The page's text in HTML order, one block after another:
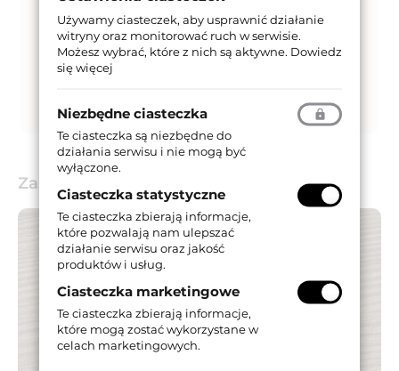
Zastosowanie
Używamy ciasteczek, aby usprawnić działanie
witryny oraz monitorować ruch w serwisie.
Możesz wybrać, które z nich są aktywne. Dowiedz
się więcej
Niezbędne ciasteczka
Te ciasteczka są niezbędne do
działania serwisu i nie mogą być
wyłączone.
Ciasteczka statystyczne
Te ciasteczka zbierają informacje,
które pozwalają nam ulepszać
działanie serwisu oraz jakość
produktów i usług.
Ciasteczka marketingowe
Te ciasteczka zbierają informacje,
które mogą zostać wykorzystane w
celach marketingowych.